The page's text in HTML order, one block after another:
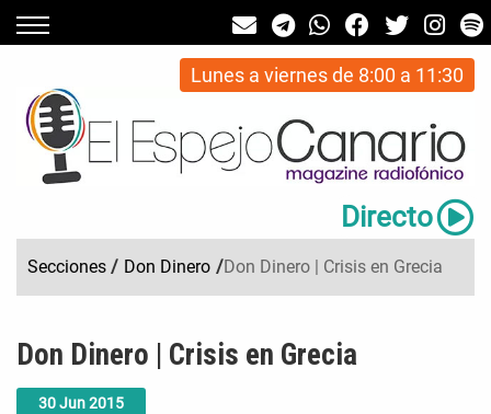
Lunes a viernes de 8:00 a 11:30
Directo
Secciones / Don Dinero /Don Dinero | Crisis en Grecia
30Jun2015
Don Dinero | Crisis en Grecia